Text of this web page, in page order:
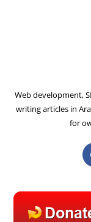
Web development,
writing articles in
for